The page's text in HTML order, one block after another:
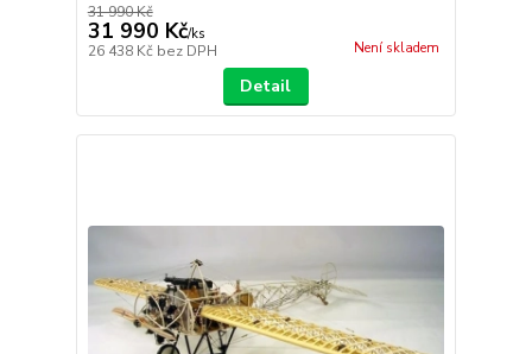
31 990 Kč
31 990 Kč/ks
26 438 Kč bez DPH Není skladem
Detail